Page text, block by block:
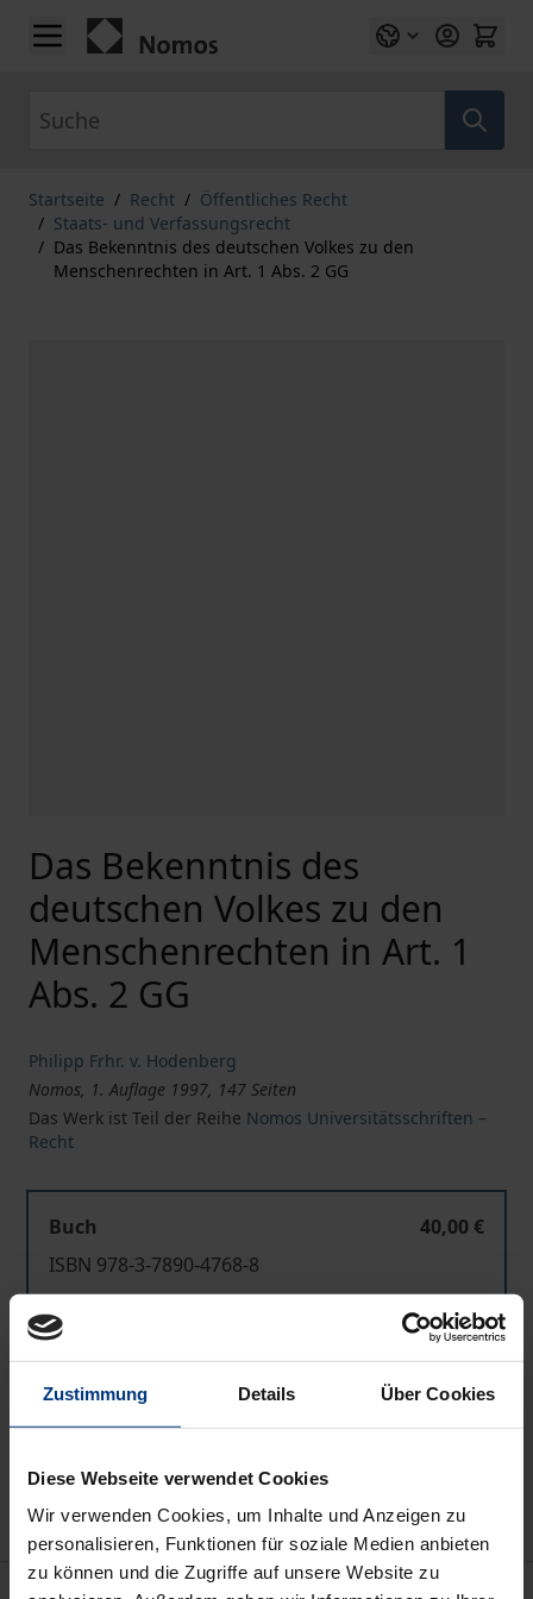
Zustimmung Details Über Cookies
Diese Webseite verwendet Cookies
Wir verwenden Cookies, um Inhalte und Anzeigen zu
personalisieren, Funktionen für soziale Medien anbieten
zu können und die Zugriffe auf unsere Website zu
Zum Inhalt springen
Startseite / Recht / Öffentliches Recht
/ Staats- und Verfassungsrecht
/ Das Bekenntnis des deutschen Volkes zu den
Menschenrechten in Art. 1 Abs. 2 GG
Das Bekenntnis des
deutschen Volkes zu den
Menschenrechten in Art. 1
Abs. 2 GG
Philipp Frhr. v. Hodenberg
Nomos, 1. Auflage 1997, 147 Seiten
Das Werk ist Teil der Reihe Nomos Universitätsschriften –
Recht
Buch
40,00 €
ISBN 978-3-7890-4768-8
Nicht lieferbar
In den Warenkorb
Hinweise zu Versandkosten
Beschreibung